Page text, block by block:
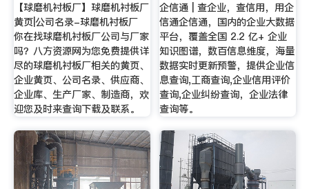
【球磨机衬板厂】球磨机衬板厂
黄页|公司名录-球磨机衬板厂
你在找球磨机衬板厂公司与厂家
吗？八方资源网为您免费提供详
尽的球磨机衬板厂相关的黄页、
企业黄页、公司名录、供应商、
企业库、生产厂家、制造商，欢
迎您及时来查询下载及联系。
企信通 | 查企业，查信用，用企
信通企信通，国内的企业大数据
平台，覆盖全国 2.2 亿+ 企业
知识图谱，数百信息维度，海量
数据实时更新预警，提供企业信
息查询,工商查询,企业信用评价
查询,企业纠纷查询，企业法律
查询等。